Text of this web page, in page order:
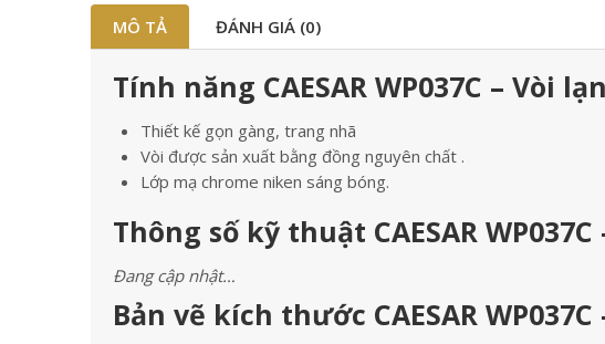
MÔ TẢ ĐÁNH GIÁ (0)
Tính năng CAESAR WP037C – Vòi
Thiết kế gọn gàng, trang nhã
Vòi được sản xuất bằng đồng nguyên chất .
Lớp mạ chrome niken sáng bóng.
Thông số kỹ thuật CAESAR
Đang cập nhật…
Bản vẽ kích thước CAESAR